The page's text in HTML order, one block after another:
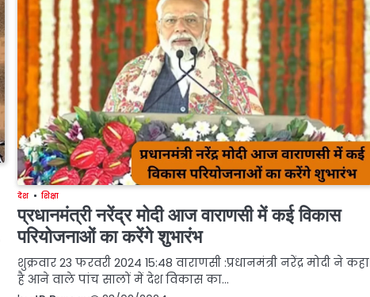
देश शिक्षा
प्रधानमंत्री नरेंद्र मोदी आज वाराणसी में कई विकास
परियोजनाओं का करेंगे शुभारंभ
शुक्रवार 23 फरवरी 2024 15:48 वाराणसी :प्रधानमंत्री नरेंद्र मोदी ने कहा
है आने वाले पांच सालों में देश विकास का…